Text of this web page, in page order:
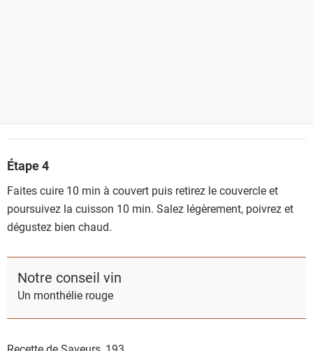
Étape 4
Faites cuire 10 min à couvert puis retirez le couvercle et
poursuivez la cuisson 10 min. Salez légèrement, poivrez et
dégustez bien chaud.
Notre conseil vin
Un monthélie rouge